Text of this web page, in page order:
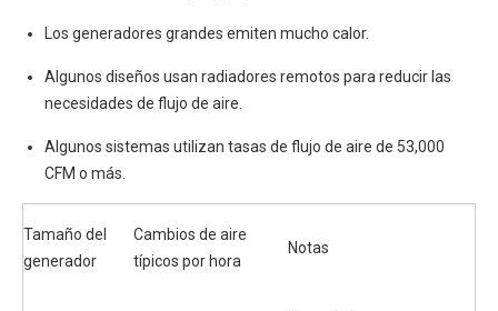
Los generadores grandes emiten mucho calor.
Algunos diseños usan radiadores remotos para reducir las
necesidades de flujo de aire.
Algunos sistemas utilizan tasas de flujo de aire de 53,000
CFM o más.
Tamaño del
generador
Cambios de aire
típicos por hora
Notas